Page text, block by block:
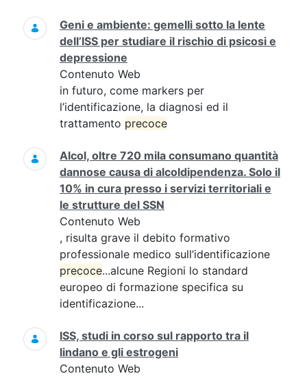
Geni e ambiente: gemelli sotto la lente
dell’ISS per studiare il rischio di psicosi e
depressione
Contenuto Web
in futuro, come markers per
l’identificazione, la diagnosi ed il
trattamento precoce
Alcol, oltre 720 mila consumano quantità
dannose causa di alcoldipendenza. Solo il
10% in cura presso i servizi territoriali e
le strutture del SSN
Contenuto Web
, risulta grave il debito formativo
professionale medico sull’identificazione
precoce...alcune Regioni lo standard
europeo di formazione specifica su
identificazione...
ISS, studi in corso sul rapporto tra il
lindano e gli estrogeni
Contenuto Web